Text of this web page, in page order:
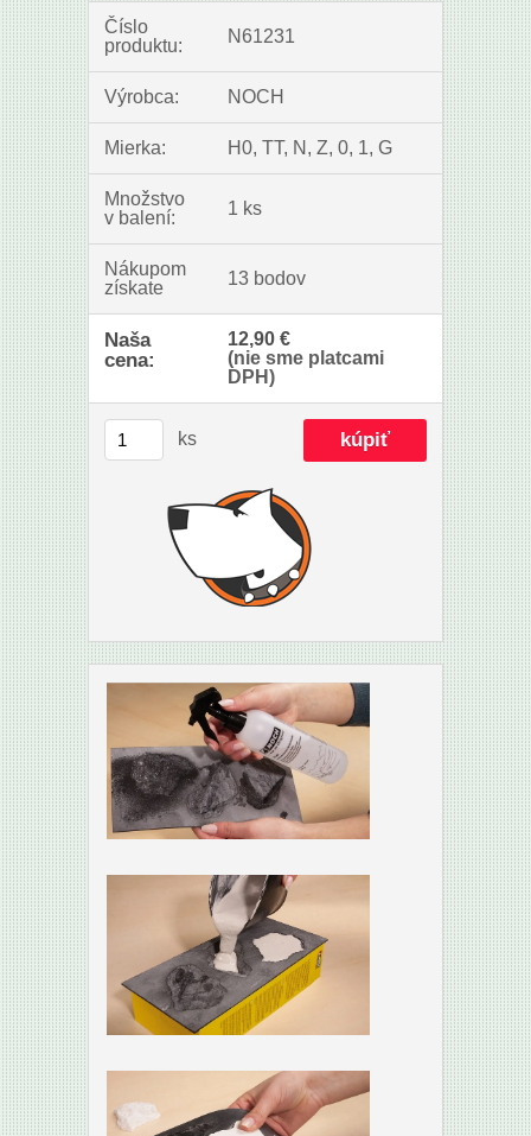
Číslo
produktu:
N61231
Výrobca: NOCH
Mierka: H0, TT, N, Z, 0, 1, G
Množstvo
v balení:
1 ks
Nákupom
získate
13 bodov
Naša
cena:
12,90 €
(nie sme platcami
DPH)
ks